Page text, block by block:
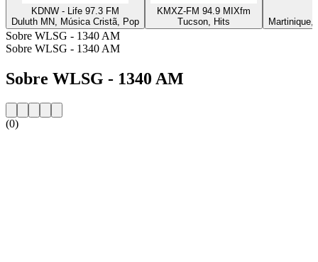
KDNW - Life 97.3 FM
Duluth MN, Música Cristã, Pop
KMXZ-FM 94.9 MIXfm
Tucson, Hits
Martinique,
Sobre WLSG - 1340 AM
Sobre WLSG - 1340 AM
Sobre WLSG - 1340 AM
(0)